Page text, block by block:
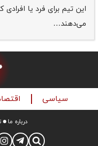
این تیم برای فرد یا افرادی
می‌دهند…
سیاسی
درباره ما